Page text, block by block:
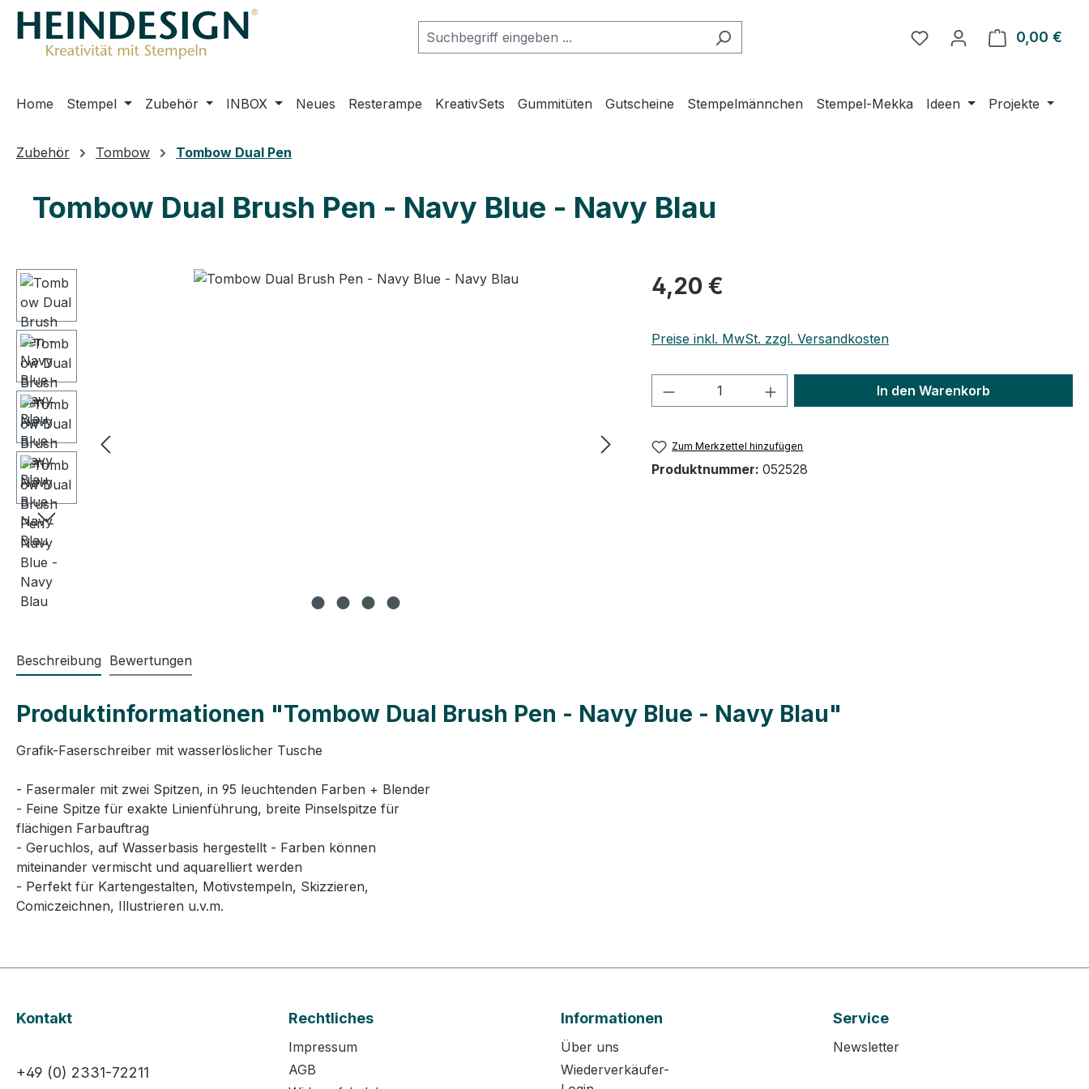
Hauptinhalt springen
Zur Suche springen
Zur Hauptnavigation springen
0,00 €
Home Stempel Zubehör INBOX Neues Resterampe KreativSets Gummitüten Gutscheine Stempelmännchen Stempel-Mekka Ideen Projekte
Zubehör Tombow Tombow Dual Pen
Tombow Dual Brush Pen - Navy Blue - Navy Blau
Bildergalerie überspringen 4,20 €
Preise inkl. MwSt. zzgl. Versandkosten
Produkt Anzahl: Gib den gewünschten Wert
In den Warenkorb
Zum Merkzettel hinzufügen
Produktnummer: 052528
Beschreibung Bewertungen
Produktinformationen "Tombow Dual Brush Pen - Navy Blue - Navy Blau"
Grafik-Faserschreiber mit wasserlöslicher Tusche
- Fasermaler mit zwei Spitzen, in 95 leuchtenden Farben + Blender
- Feine Spitze für exakte Linienführung, breite Pinselspitze für
flächigen Farbauftrag
- Geruchlos, auf Wasserbasis hergestellt - Farben können
miteinander vermischt und aquarelliert werden
- Perfekt für Kartengestalten, Motivstempeln, Skizzieren,
Comiczeichnen, Illustrieren u.v.m.
Kontakt
+49 (0) 2331-72211
Rechtliches
Impressum
AGB
Informationen
Über uns
Wiederverkäufer-
Service
Newsletter